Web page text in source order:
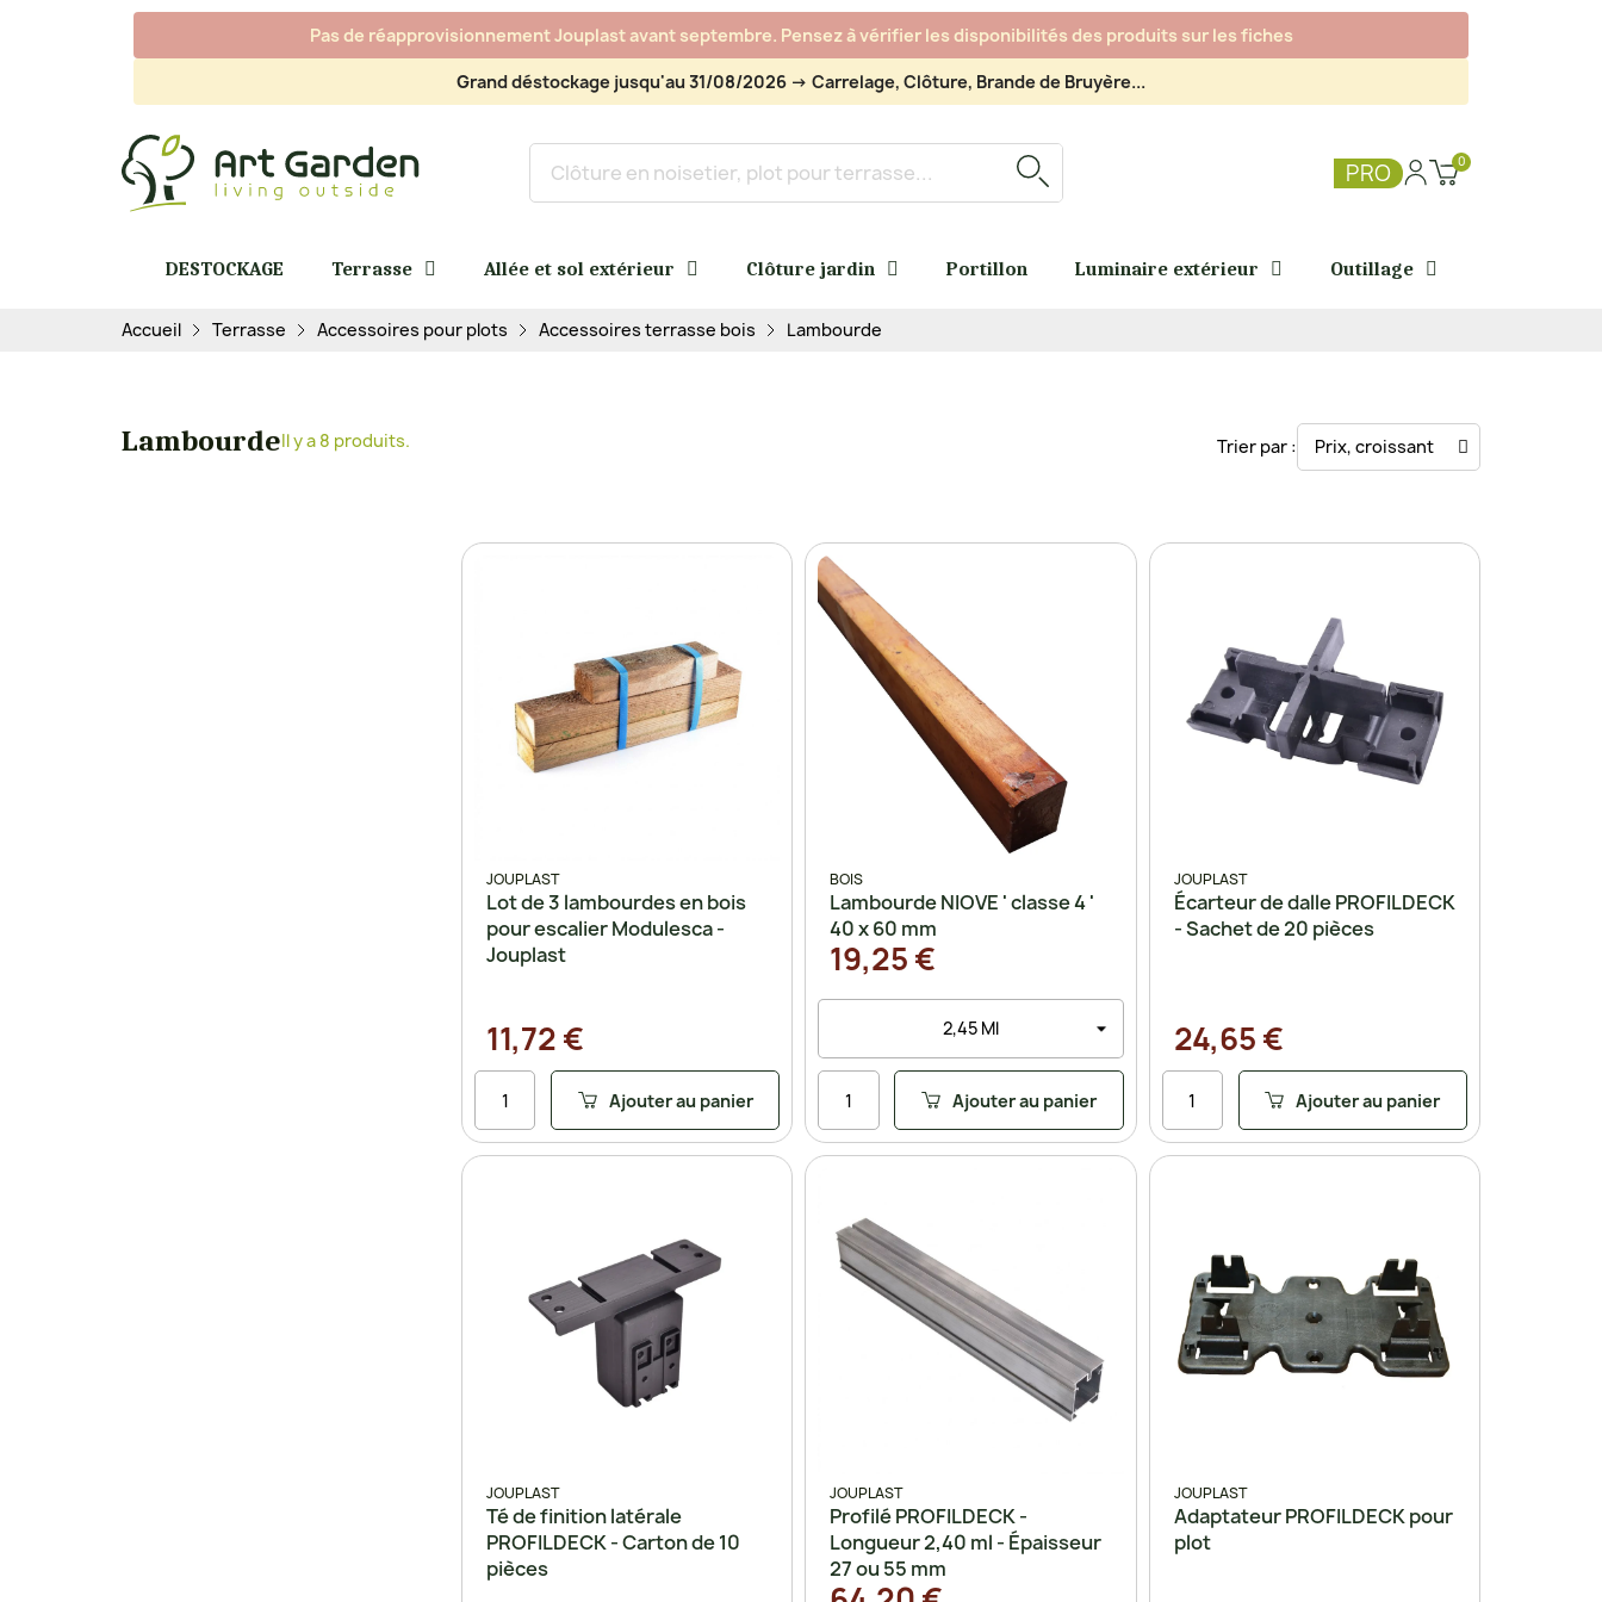
Pas de réapprovisionnement Jouplast avant septembre. Pensez à vérifier les disponibilités des produits sur les fiches
Grand déstockage jusqu'au 31/08/2026 -> Carrelage, Clôture, Brande de Bruyère...
PRO
DESTOCKAGE Terrasse Allée et sol extérieur Clôture jardin Portillon Luminaire extérieur Outillage
Accueil Terrasse Accessoires pour plots Accessoires terrasse bois Lambourde
LambourdeIl y a 8 produits. Trier par :
JOUPLAST
Lot de 3 lambourdes en bois
pour escalier Modulesca -
Jouplast
11,72 €
Ajouter au panier
BOIS
Lambourde NIOVE ' classe 4 '
40 x 60 mm
19,25 €
Ajouter au panier
JOUPLAST
Écarteur de dalle PROFILDECK
- Sachet de 20 pièces
24,65 €
Ajouter au panier
JOUPLAST
Té de finition latérale
PROFILDECK - Carton de 10
pièces
JOUPLAST
Profilé PROFILDECK -
Longueur 2,40 ml - Épaisseur
27 ou 55 mm
JOUPLAST
Adaptateur PROFILDECK pour
plot